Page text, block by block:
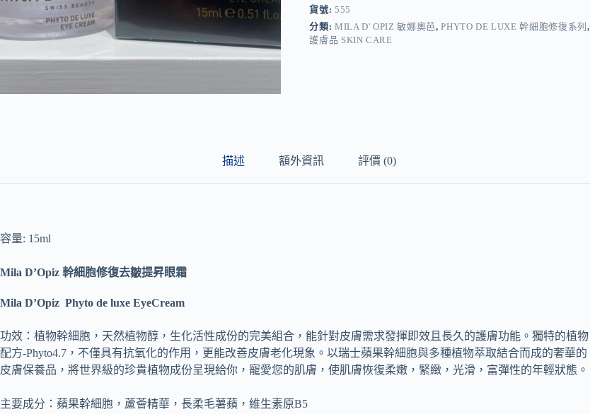
r
n
a
t
貨號: 555
分類: MILA D' OPIZ 敏娜奧芭,PHYTO DE LUXE 幹細胞修復系列 ,
護膚品 SKIN CARE
描述 額外資訊 評價 (0)
容量: 15ml
Mila D’Opiz 幹細胞修復去皺提昇眼霜
Mila D’Opiz Phyto de luxe EyeCream
功效：植物幹細胞，天然植物醇，生化活性成份的完美組合，能針對皮膚需求發揮即效且長久的護膚功能。獨特的植物
配方-Phyto4.7 ，不僅具有抗氧化的作用，更能改善皮膚老化現象。以瑞士蘋果幹細胞與多種植物萃取結合而成的奢華的
皮膚保養品，將世界級的珍貴植物成份呈現給你，寵愛您的肌膚，使肌膚恢復柔嫩，緊緻，光滑，富彈性的年輕狀態。
主要成分：蘋果幹細胞，蘆薈精華，長柔毛薯蘋，維生素原B5